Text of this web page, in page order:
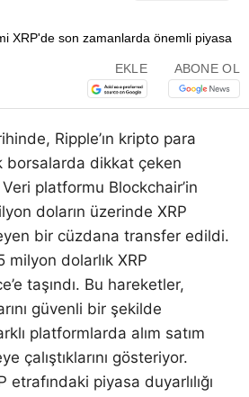
EKLE ABONE OL
Ripple’ın kripto para
borsalarda dikkat çeken
platformu Blockchair’in
doların üzerinde XRP
bir cüzdana transfer edildi.
milyon dolarlık XRP
taşındı. Bu hareketler,
güvenli bir şekilde
platformlarda alım satım
çalıştıklarını gösteriyor.
etrafındaki piyasa duyarlılığı